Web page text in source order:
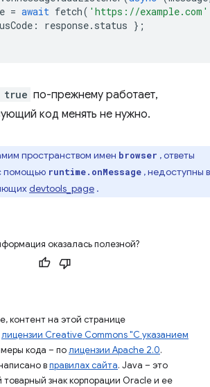
= await fetch( 'https://example.com'
: response. status };
true по-прежнему работает,
код менять не нужно.
пространством имен browser , ответы
помощью runtime.onMessage , недоступны в
devtools_page .
оказалась полезной?
контент на этой странице
лицензии Creative Commons "С указанием
кода – полицензии Apache 2.0.
вправилах сайта. Java – это
товарный знак корпорации Oracle и ее